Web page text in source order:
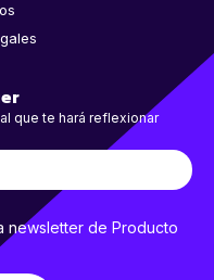
que te hará reflexionar
newsletter de Producto